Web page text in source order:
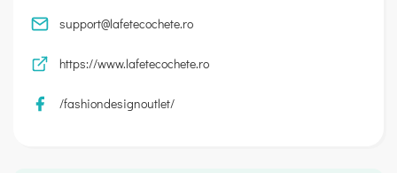
support@lafetecochete.ro
https://www.lafetecochete.ro
/fashiondesignoutlet/